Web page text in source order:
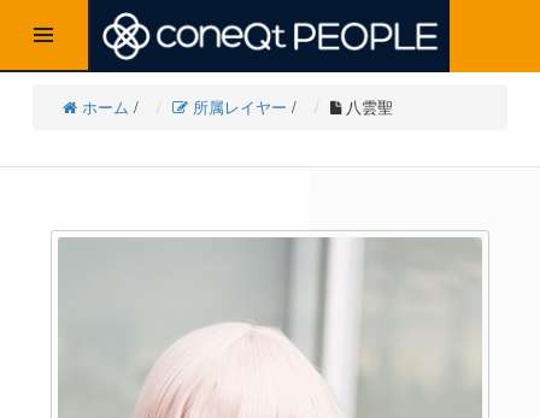
t
o
l
n
ホーム / 所属レイヤー / 八雲聖